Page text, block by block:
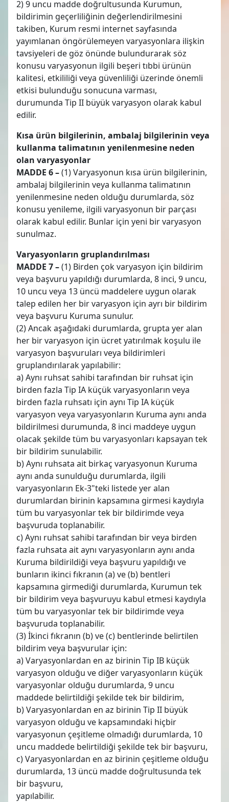
2) 9 uncu madde doğrultusunda Kurumun,
bildirimin geçerliliğinin değerlendirilmesini
takiben, Kurum resmi internet sayfasında
yayımlanan öngörülemeyen varyasyonlara ilişkin
tavsiyeleri de göz önünde bulundurarak söz
konusu varyasyonun ilgili beşeri tıbbi ürünün
kalitesi, etkililiği veya güvenliliği üzerinde önemli
etkisi bulunduğu sonucuna varması,
durumunda Tip II büyük varyasyon olarak kabul
edilir.
Kısa ürün bilgilerinin, ambalaj bilgilerinin veya
kullanma talimatının yenilenmesine neden
olan varyasyonlar
MADDE 6 –(1) Varyasyonun kısa ürün bilgilerinin,
ambalaj bilgilerinin veya kullanma talimatının
yenilenmesine neden olduğu durumlarda, söz
konusu yenileme, ilgili varyasyonun bir parçası
olarak kabul edilir. Bunlar için yeni bir varyasyon
sunulmaz.
Varyasyonların gruplandırılması
MADDE 7 –(1) Birden çok varyasyon için bildirim
veya başvuru yapıldığı durumlarda, 8 inci, 9 uncu,
10 uncu veya 13 üncü maddelere uygun olarak
talep edilen her bir varyasyon için ayrı bir bildirim
veya başvuru Kuruma sunulur.
(2) Ancak aşağıdaki durumlarda, grupta yer alan
her bir varyasyon için ücret yatırılmak koşulu ile
varyasyon başvuruları veya bildirimleri
gruplandırılarak yapılabilir:
a) Aynı ruhsat sahibi tarafından bir ruhsat için
birden fazla Tip IA küçük varyasyonların veya
birden fazla ruhsatı için aynı Tip IA küçük
varyasyon veya varyasyonların Kuruma aynı anda
bildirilmesi durumunda, 8 inci maddeye uygun
olacak şekilde tüm bu varyasyonları kapsayan tek
bir bildirim sunulabilir.
b) Aynı ruhsata ait birkaç varyasyonun Kuruma
aynı anda sunulduğu durumlarda, ilgili
varyasyonların Ek-3"teki listede yer alan
durumlardan birinin kapsamına girmesi kaydıyla
tüm bu varyasyonlar tek bir bildirimde veya
başvuruda toplanabilir.
c) Aynı ruhsat sahibi tarafından bir veya birden
fazla ruhsata ait aynı varyasyonların aynı anda
Kuruma bildirildiği veya başvuru yapıldığı ve
bunların ikinci fıkranın (a) ve (b) bentleri
kapsamına girmediği durumlarda, Kurumun tek
bir bildirim veya başvuruyu kabul etmesi kaydıyla
tüm bu varyasyonlar tek bir bildirimde veya
başvuruda toplanabilir.
(3) İkinci fıkranın (b) ve (c) bentlerinde belirtilen
bildirim veya başvurular için:
a) Varyasyonlardan en az birinin Tip IB küçük
varyasyon olduğu ve diğer varyasyonların küçük
varyasyonlar olduğu durumlarda, 9 uncu
maddede belirtildiği şekilde tek bir bildirim,
b) Varyasyonlardan en az birinin Tip II büyük
varyasyon olduğu ve kapsamındaki hiçbir
varyasyonun çeşitleme olmadığı durumlarda, 10
uncu maddede belirtildiği şekilde tek bir başvuru,
c) Varyasyonlardan en az birinin çeşitleme olduğu
durumlarda, 13 üncü madde doğrultusunda tek
bir başvuru,
yapılabilir.